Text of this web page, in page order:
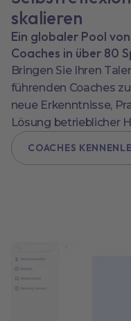
skalieren
Ein globaler Pool
Coaches in über 80
Bringen Sie Ihren
führenden Coaches
neue Erkenntnisse,
Lösung betrieblicher
COACHES